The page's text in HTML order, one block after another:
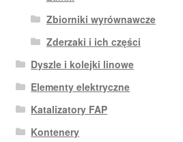
Zbiorniki wyrównawcze
Zderzaki i ich części
Dyszle i kolejki linowe
Elementy elektryczne
Katalizatory FAP
Kontenery